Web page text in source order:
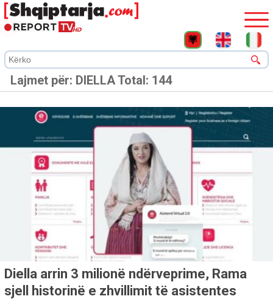
Lajmet për: DIELLATotal: 144
Diella arrin 3 milionë ndërveprime, Rama
sjell historinë e zhvillimit të asistentes